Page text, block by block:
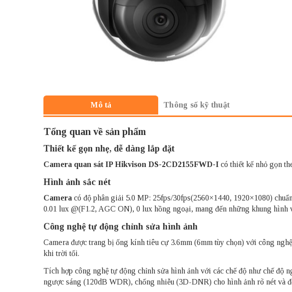
Mô tả Thông số kỹ thuật
Tổng quan về sản phẩm
Thiết kế gọn nhẹ, dễ dàng lắp đặt
Camera quan sát IP Hikvison DS-2CD2155FWD-I có thiết kế nhỏ gọn
Hình ảnh sắc nét
Camera có độ phân giải 5.0 MP: 25fps/30fps(2560×1440, 1920×1080)
0.01 lux @(F1.2, AGC ON), 0 lux hồng ngoại, mang đến những khung
Công nghệ tự động chỉnh sửa hình ảnh
Camera được trang bị ống kính tiêu cự 3.6mm (6mm tùy chọn) với công
khi trời tối.
Tích hợp công nghệ tự động chỉnh sửa hình ảnh với các chế độ như chế
ngược sáng (120dB WDR), chống nhiễu (3D-DNR) cho hình ảnh rõ nét và